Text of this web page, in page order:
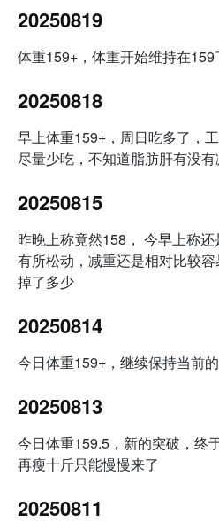
20250819
体重159+，体重开始维持在
20250818
早上体重159+，周日吃多了，
尽量少吃，不知道脂肪肝有没有
20250815
昨晚上称竟然158， 今早上称
有所松动，减重还是相对比较
掉了多少
20250814
今日体重159+，继续保持当前
20250813
今日体重159.5，新的突破，终
再瘦十斤只能慢慢来了
20250811